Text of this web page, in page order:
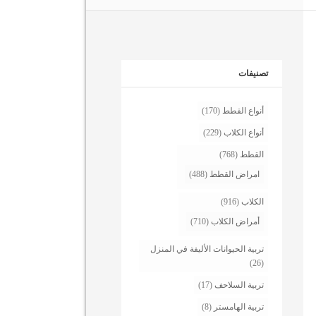
تصنيفات
أنواع القطط (170)
أنواع الكلاب (229)
القطط (768)
امراض القطط (488)
الكلاب (916)
أمراض الكلاب (710)
تربية الحيوانات الأليفة في المنزل
(26)
تربية السلاحف (17)
تربية الهامستر (8)